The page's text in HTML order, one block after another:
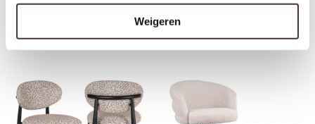
Weigeren
Bolton brown tweed (Set of 2)
599,00
Dantes hazel
€325,00